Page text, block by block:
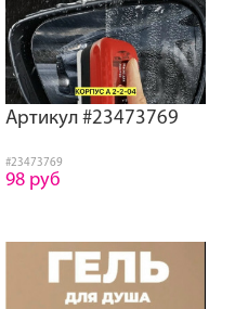
Артикул #23473769
#23473769
98 руб